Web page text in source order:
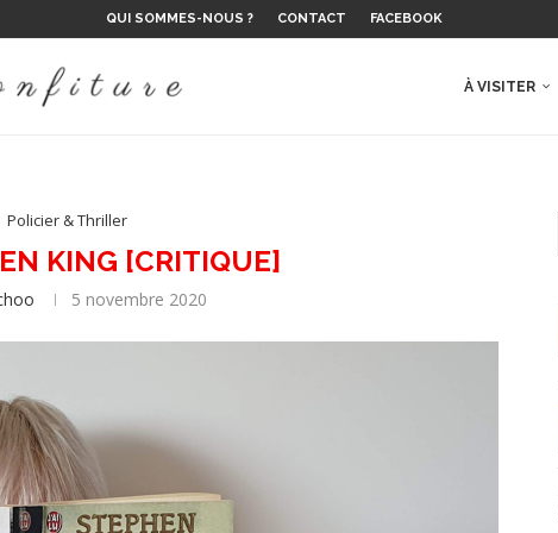
LE... QUI SOMMES-NOUS ? CONTACT FACEBOOK
À VISITER
Policier & Thriller
KING [CRITIQUE]
5 novembre 2020